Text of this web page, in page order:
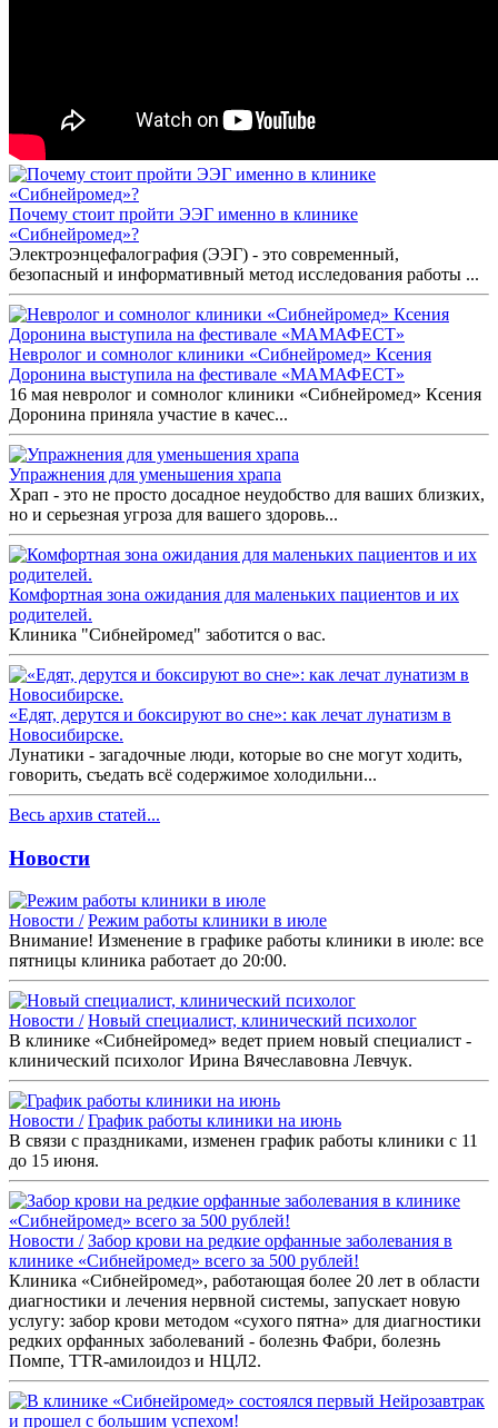
Почему стоит пройти ЭЭГ именно в клинике
«Сибнейромед»?
Электроэнцефалография (ЭЭГ) - это современный,
безопасный и информативный метод исследования работы ...
Невролог и сомнолог клиники «Сибнейромед» Ксения
Доронина выступила на фестивале «МАМАФЕСТ»
16 мая невролог и сомнолог клиники «Сибнейромед» Ксения
Доронина приняла участие в качес...
Упражнения для уменьшения храпа
Храп - это не просто досадное неудобство для ваших близких,
но и серьезная угроза для вашего здоровь...
Комфортная зона ожидания для маленьких пациентов и их
родителей.
Клиника "Сибнейромед" заботится о вас.
«Едят, дерутся и боксируют во сне»: как лечат лунатизм в
Новосибирске.
Лунатики - загадочные люди, которые во сне могут ходить,
говорить, съедать всё содержимое холодильни...
Весь архив статей...
Новости
Новости / Режим работы клиники в июле
Внимание! Изменение в графике работы клиники в июле: все
пятницы клиника работает до 20:00.
Новости / Новый специалист, клинический психолог
В клинике «Сибнейромед» ведет прием новый специалист -
клинический психолог Ирина Вячеславовна Левчук.
Новости / График работы клиники на июнь
В связи с праздниками, изменен график работы клиники с 11
до 15 июня.
Новости / Забор крови на редкие орфанные заболевания в
клинике «Сибнейромед» всего за 500 рублей!
Клиника «Сибнейромед», работающая более 20 лет в области
диагностики и лечения нервной системы, запускает новую
услугу: забор крови методом «сухого пятна» для диагностики
редких орфанных заболеваний - болезнь Фабри, болезнь
Помпе, TTR-амилоидоз и НЦЛ2.